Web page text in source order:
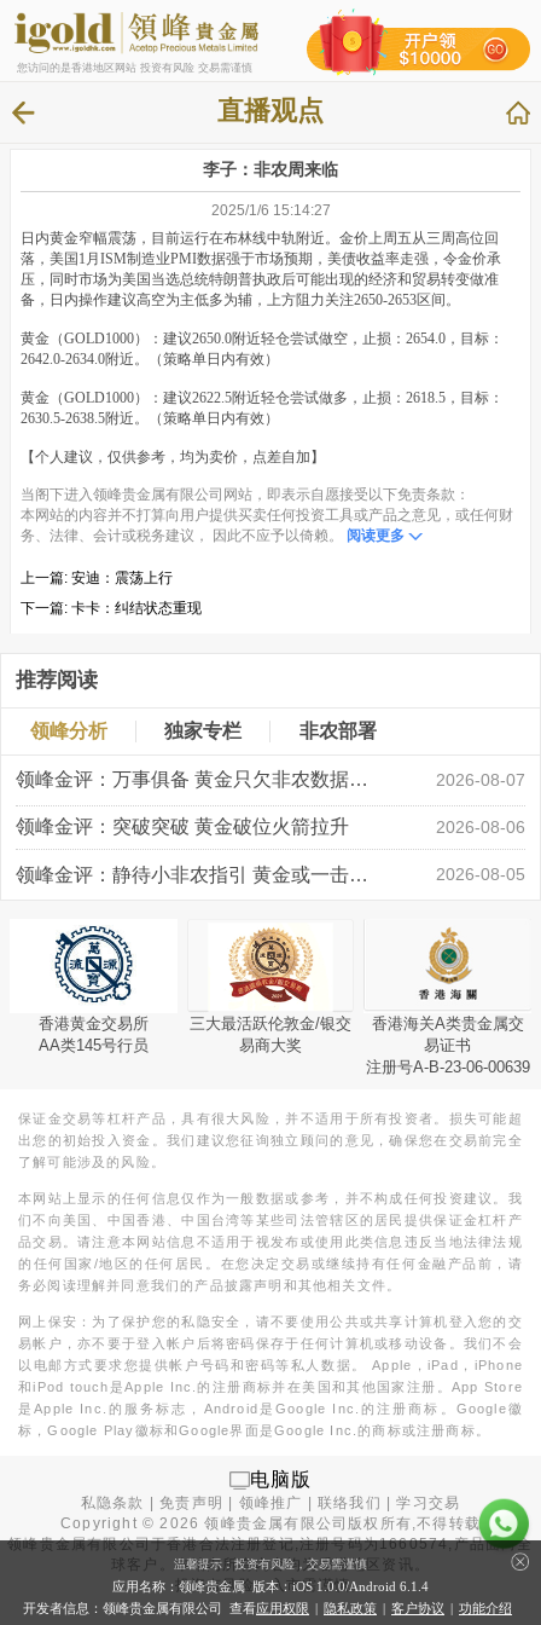
您访问的是香港地区网站 投资有风险 交易需谨慎
直播观点
李子：非农周来临
2025/1/6 15:14:27
日内黄金窄幅震荡，目前运行在布林线中轨附近。金价上周五从三周高位回
落，美国1月ISM制造业PMI数据强于市场预期，美债收益率走强，令金价承
压，同时市场为美国当选总统特朗普执政后可能出现的经济和贸易转变做准
备，日内操作建议高空为主低多为辅，上方阻力关注2650-2653区间。
黄金（GOLD1000）：建议2650.0附近轻仓尝试做空，止损：2654.0，目标：
2642.0-2634.0附近。（策略单日内有效）
黄金（GOLD1000）：建议2622.5附近轻仓尝试做多，止损：2618.5，目标：
2630.5-2638.5附近。（策略单日内有效）
【个人建议，仅供参考，均为卖价，点差自加】
当阁下进入领峰贵金属有限公司网站，即表示自愿接受以下免责条款：
本网站的内容并不打算向用户提供买卖任何投资工具或产品之意见，或任何财
务、法律、会计或税务建议， 因此不应予以倚赖。
阅读更多
上一篇: 安迪：震荡上行
下一篇: 卡卡：纠结状态重现
推荐阅读
领峰分析 独家专栏 非农部署
领峰金评：万事俱备 黄金只欠非农数据“东风” 2026-08-07
领峰金评：突破突破 黄金破位火箭拉升 2026-08-06
领峰金评：静待小非农指引 黄金或一击破局 2026-08-05
香港黄金交易所
AA类145号行员
三大最活跃伦敦金/银交
易商大奖
香港海关A类贵金属交
易证书
注册号A-B-23-06-00639
保证金交易等杠杆产品，具有很大风险，并不适用于所有投资者。损失可能超
出您的初始投入资金。我们建议您征询独立顾问的意见，确保您在交易前完全
了解可能涉及的风险。
本网站上显示的任何信息仅作为一般数据或参考，并不构成任何投资建议。我
们不向美国、中国香港、中国台湾等某些司法管辖区的居民提供保证金杠杆产
品交易。请注意本网站信息不适用于视发布或使用此类信息违反当地法律法规
的任何国家/地区的任何居民。在您决定交易或继续持有任何金融产品前，请
务必阅读理解并同意我们的产品披露声明和其他相关文件。
网上保安：为了保护您的私隐安全，请不要使用公共或共享计算机登入您的交
易帐户，亦不要于登入帐户后将密码保存于任何计算机或移动设备。我们不会
以电邮方式要求您提供帐户号码和密码等私人数据。 Apple，iPad，iPhone
和iPod touch是Apple Inc.的注册商标并在美国和其他国家注册。App Store
是Apple Inc.的服务标志，Android是Google Inc.的注册商标。Google徽
标，Google Play徽标和Google界面是Google Inc.的商标或注册商标。
电脑版
私隐条款 |免责声明 领峰推广 |联络我们 |学习交易
Copyright ©2026 领峰贵金属有限公司版权所有,不得转载
领峰贵金属有限公司于香港合法注册登记,注册号码为1660574,产品面向全
球客户。本站内所有内容均为香港地区资讯。
投资有风险，入市需谨慎。
温馨提示：投资有风险，交易需谨慎
应用名称：领峰贵金属 版本：iOS 1.0.0/Android 6.1.4
开发者信息：领峰贵金属有限公司 查看应用权限 | 隐私政策 | 客户协议 | 功能介绍